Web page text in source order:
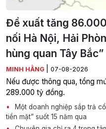
Đề xuất tăng
nối Hà Nội, Hải
hùng quan Tây Bắc”
MINH HẰNG 07-08-2026
Nếu được thông qua, tổng
289.000 tỷ đồng.
Một doanh nghiệp sắp trả
tiền mặt” suốt 15 năm qua